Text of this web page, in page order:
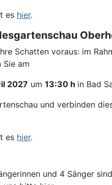
es hier.
Schatten voraus: im
Sie am
2027 um 13:30 h in Bad
und verbinden
es hier.
und 4 Sänger